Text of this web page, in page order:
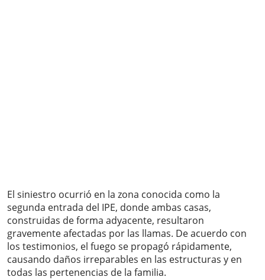
El siniestro ocurrió en la zona conocida como la
segunda entrada del IPE, donde ambas casas,
construidas de forma adyacente, resultaron
gravemente afectadas por las llamas. De acuerdo con
los testimonios, el fuego se propagó rápidamente,
causando daños irreparables en las estructuras y en
todas las pertenencias de la familia.